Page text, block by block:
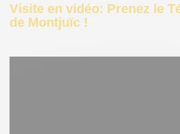
Visite en vidéo: Prenez le
de Montjuïc !